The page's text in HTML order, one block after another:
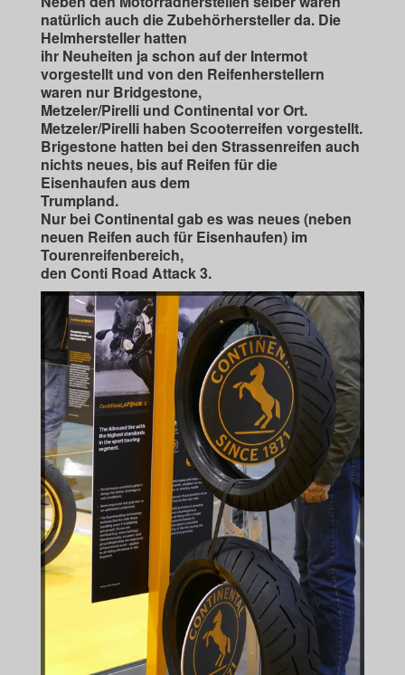
natürlich auch die Zubehörhersteller da. Die
Helmhersteller hatten
ihr Neuheiten ja schon auf der Intermot
vorgestellt und von den Reifenherstellern
waren nur Bridgestone,
Metzeler/Pirelli und Continental vor Ort.
Metzeler/Pirelli haben Scooterreifen vorgestellt.
Brigestone hatten bei den Strassenreifen auch
nichts neues, bis auf Reifen für die
Eisenhaufen aus dem
Trumpland.
Nur bei Continental gab es was neues (neben
neuen Reifen auch für Eisenhaufen) im
Tourenreifenbereich,
den Conti Road Attack 3.